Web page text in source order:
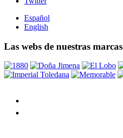
Español
English
Las webs de nuestras marcas